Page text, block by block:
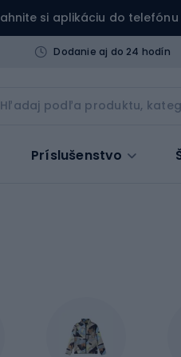
si aplikáciu do telefónu
Dodanie aj do 24 hodín
Príslušenstvo